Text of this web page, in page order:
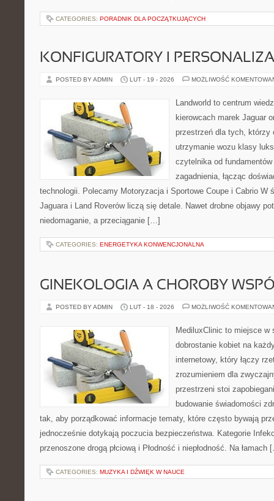
CATEGORIES: PORADNIK DLA POCZĄTKUJĄCYCH
KONFIGURATORY I
POSTED BY ADMIN LUT - 19 - 2026 MOŻLIWOŚĆ
Landworld to centrum
kierowcach marek Jaguar
przestrzeń dla tych, którzy
utrzymanie wozu klasy
czytelnika od
zagadnienia, łącząc
technologii. Polecamy Motoryzacja i Sportowe Coupe i Cabrio W
Jaguara i Land Roverów liczą się detale. Nawet drobne objawy
niedomaganie, a przeciąganie […]
CATEGORIES: ENERGETYKA KONWENCJONALNA
GINEKOLOGIA A CHOROBY
POSTED BY ADMIN LUT - 18 - 2026 MOŻLIWOŚĆ
MediluxClinic to miejsce
dobrostanie kobiet na
internetowy, który łączy
zrozumieniem dla
przestrzeni stoi
budowanie świadomości
tak, aby porządkować informacje tematy, które często bywają
jednocześnie dotykają poczucia bezpieczeństwa. Kategorie
przenoszone drogą płciową i Płodność i niepłodność. Na łamach
CATEGORIES: MUZYKA I DŹWIĘK W NAUCE